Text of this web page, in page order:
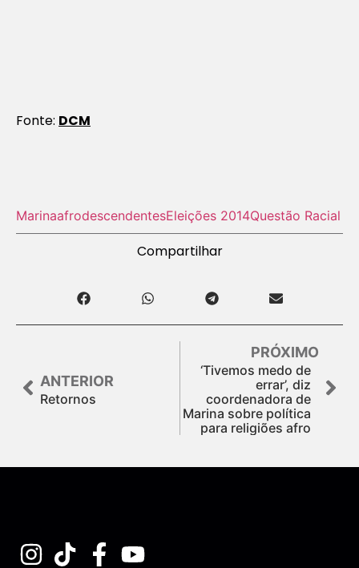
Fonte: DCM
MarinaafrodescendentesEleições 2014Questão Racial
Compartilhar
ANTERIOR
Retornos
PRÓXIMO
‘Tivemos medo de
errar’, diz
coordenadora de
Marina sobre política
para religiões afro